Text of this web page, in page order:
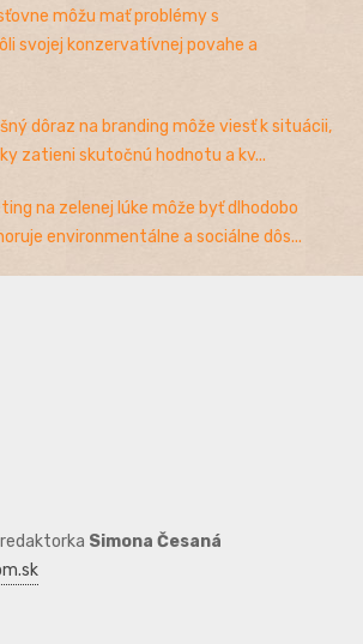
môžu mať problémy s
svojej konzervatívnej povahe a
dôraz na branding môže viesť k situácii,
zatieni skutočnú hodnotu a kv...
na zelenej lúke môže byť dlhodobo
environmentálne a sociálne dôs...
Simona Česaná